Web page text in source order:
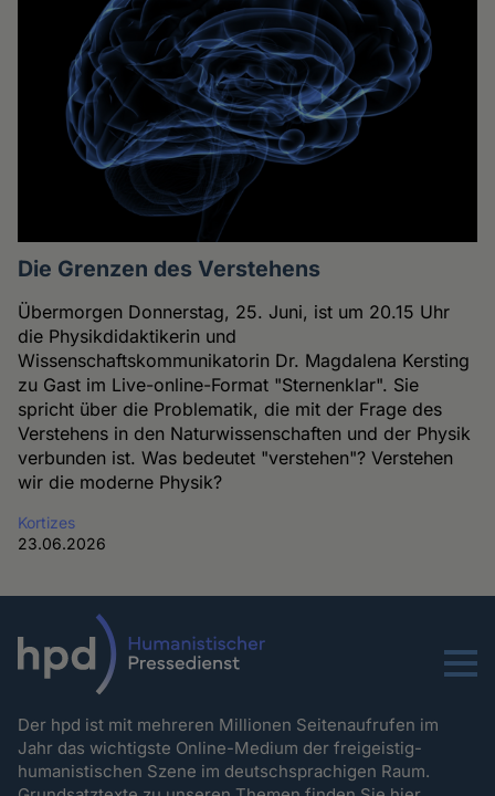
Die Grenzen des Verstehens
Übermorgen Donnerstag, 25. Juni, ist um 20.15 Uhr
die Physikdidaktikerin und
Wissenschaftskommunikatorin Dr. Magdalena Kersting
zu Gast im Live-online-Format "Sternenklar". Sie
spricht über die Problematik, die mit der Frage des
Verstehens in den Naturwissenschaften und der Physik
verbunden ist. Was bedeutet "verstehen"? Verstehen
wir die moderne Physik?
Kortizes
23.06.2026
Menu
Der hpd ist mit mehreren Millionen Seitenaufrufen im
Jahr das wichtigste Online-Medium der freigeistig-
humanistischen Szene im deutschsprachigen Raum.